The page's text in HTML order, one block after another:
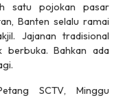
satu pojokan pasar
Banten selalu ramai
Jajanan tradisional
berbuka. Bahkan ada
SCTV, Minggu